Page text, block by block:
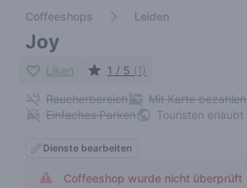
Coffeeshops Leiden
Joy
Liken 1 / 5 (1)
Raucherbereich
Mit Karte bezahlen
Einfaches Parken
Touristen erlaubt
Dienste bearbeiten
Coffeeshop wurde nicht überprüft